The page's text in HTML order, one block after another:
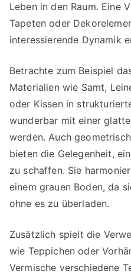
Leben in den Raum. Eine
Tapeten oder
interessierende Dynamik
Betrachte zum Beispiel
Materialien wie Samt,
oder Kissen in
wunderbar mit einer
werden. Auch
bieten die Gelegenheit,
zu schaffen. Sie
einem grauen Boden, da
ohne es zu überladen.
Zusätzlich spielt die
wie Teppichen oder
Vermische verschiedene